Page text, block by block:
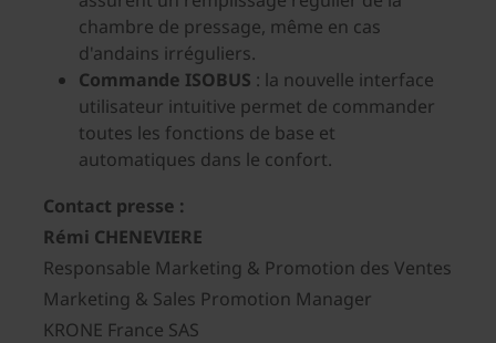
chambre de pressage, même en cas
d'andains irréguliers.
Commande ISOBUS : la nouvelle interface
utilisateur intuitive permet de commander
toutes les fonctions de base et
automatiques dans le confort.
Contact presse :
Rémi CHENEVIERE
Responsable Marketing & Promotion des Ventes
Marketing & Sales Promotion Manager
KRONE France SAS